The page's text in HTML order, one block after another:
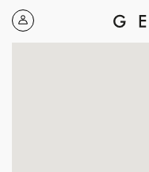
Genova
Property